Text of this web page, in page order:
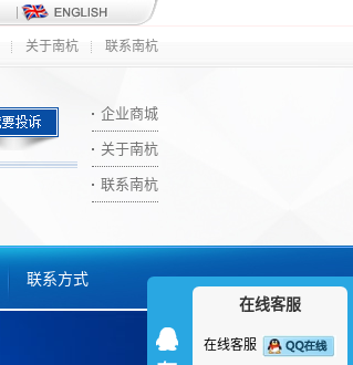
关于南杭 联系南杭
企业商城
关于南杭
联系南杭
联系方式
在线客服
在线客服